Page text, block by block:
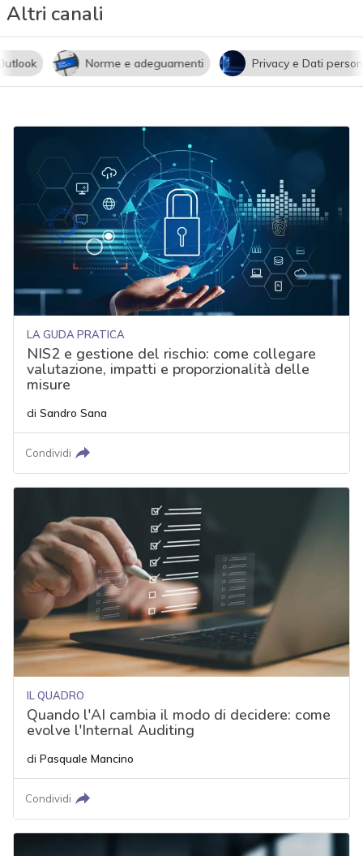
Altri canali
Norme e adeguamenti Privacy e Dati
LA GUDA PRATICA
NIS2 e gestione del rischio: come collegare
valutazione, impatti e proporzionalità delle
misure
di Sandro Sana
Condividi
IL QUADRO
Quando l'AI cambia il modo di decidere: come
evolve l'Internal Auditing
di Pasquale Mancino
Condividi